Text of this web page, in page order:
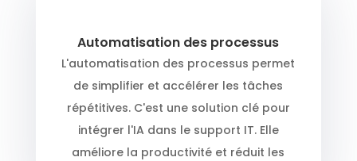
Automatisation des processus
L'automatisation des processus permet
de simplifier et accélérer les tâches
répétitives. C'est une solution clé pour
intégrer l'IA dans le support IT. Elle
améliore la productivité et réduit les